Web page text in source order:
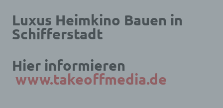
Luxus Heimkino Bauen in
Schifferstadt
Hier informieren
www.takeoffmedia.de
gewährleisten, möchten wir vorab die verwendeten
Begrifflichkeiten erläutern.
Wir verwenden in dieser Datenschutzerklärung
a) personenbezogene Daten